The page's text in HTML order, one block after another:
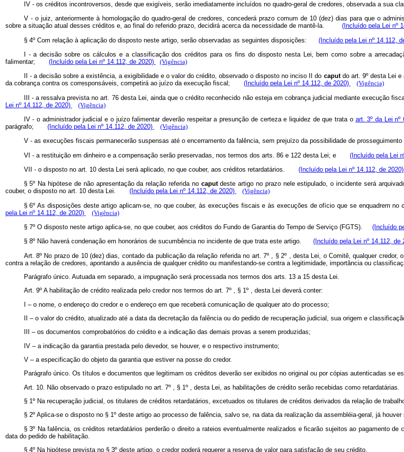
IV - os créditos incontroversos, desde que exigíveis, serão imediatamente incluídos no quadro-geral de credores, observada a sua
V - o juiz, anteriormente à homologação do quadro-geral de credores, concederá prazo comum de 10 (dez) dias para que o
sobre a situação atual desses créditos e, ao final do referido prazo, decidirá acerca da necessidade de mantê-la. (Incluído pela Lei nº
§ 4º Com relação à aplicação do disposto neste artigo, serão observadas as seguintes disposições: (Incluído pela Lei nº 14.112,
I - a decisão sobre os cálculos e a classificação dos créditos para os fins do disposto nesta Lei, bem como sobre a
falimentar; (Incluído pela Lei nº 14.112, de 2020)
(Vigência)
II - a decisão sobre a existência, a exigibilidade e o valor do crédito, observado o disposto no inciso II do caputdo art. 9º desta Lei e
da cobrança contra os corresponsáveis, competirá ao juízo da execução fiscal; (Incluído pela Lei nº 14.112, de 2020)
(Vigência)
III - a ressalva prevista no art. 76 desta Lei, ainda que o crédito reconhecido não esteja em cobrança judicial mediante execução
Lei nº 14.112, de 2020)
(Vigência)
IV - o administrador judicial e o juízo falimentar deverão respeitar a presunção de certeza e liquidez de que trata o art. 3º da Lei
parágrafo; (Incluído pela Lei nº 14.112, de 2020)
(Vigência)
V - as execuções fiscais permanecerão suspensas até o encerramento da falência, sem prejuízo da possibilidade de
VI - a restituição em dinheiro e a compensação serão preservadas, nos termos dos arts. 86 e 122 desta Lei; e (Incluído pela Lei
VII - o disposto no art. 10 desta Lei será aplicado, no que couber, aos créditos retardatários. (Incluído pela Lei nº 14.112, de 2020)
§ 5º Na hipótese de não apresentação da relação referida no caputdeste artigo no prazo nele estipulado, o incidente será
couber, o disposto no art. 10 desta Lei. (Incluído pela Lei nº 14.112, de 2020)
(Vigência)
§ 6º As disposições deste artigo aplicam-se, no que couber, às execuções fiscais e às execuções de ofício que se enquadrem no
pela Lei nº 14.112, de 2020)
(Vigência)
§ 7º O disposto neste artigo aplica-se, no que couber, aos créditos do Fundo de Garantia do Tempo de Serviço (FGTS). (Incluído
§ 8º Não haverá condenação em honorários de sucumbência no incidente de que trata este artigo. (Incluído pela Lei nº 14.112, de
Art. 8º No prazo de 10 (dez) dias, contado da publicação da relação referida no art. 7º , § 2º , desta Lei, o Comitê, qualquer
contra a relação de credores, apontando a ausência de qualquer crédito ou manifestando-se contra a legitimidade, importância ou
Parágrafo único. Autuada em separado, a impugnação será processada nos termos dos arts. 13 a 15 desta Lei.
Art. 9º A habilitação de crédito realizada pelo credor nos termos do art. 7º , § 1º , desta Lei deverá conter:
I – o nome, o endereço do credor e o endereço em que receberá comunicação de qualquer ato do processo;
II – o valor do crédito, atualizado até a data da decretação da falência ou do pedido de recuperação judicial, sua origem e
III – os documentos comprobatórios do crédito e a indicação das demais provas a serem produzidas;
IV – a indicação da garantia prestada pelo devedor, se houver, e o respectivo instrumento;
V – a especificação do objeto da garantia que estiver na posse do credor.
Parágrafo único. Os títulos e documentos que legitimam os créditos deverão ser exibidos no original ou por cópias autenticadas se
Art. 10. Não observado o prazo estipulado no art. 7º , § 1º , desta Lei, as habilitações de crédito serão recebidas como retardatárias.
§ 1º Na recuperação judicial, os titulares de créditos retardatários, excetuados os titulares de créditos derivados da relação de
§ 2º Aplica-se o disposto no § 1º deste artigo ao processo de falência, salvo se, na data da realização da assembléia-geral, já
§ 3º Na falência, os créditos retardatários perderão o direito a rateios eventualmente realizados e ficarão sujeitos ao pagamento
data do pedido de habilitação.
§ 4º Na hipótese prevista no § 3º deste artigo, o credor poderá requerer a reserva de valor para satisfação de seu crédito.